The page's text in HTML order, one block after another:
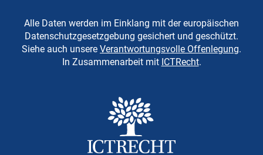
Alle Daten werden im Einklang mit der europäischen
Datenschutzgesetzgebung gesichert und geschützt.
Siehe auch unsere Verantwortungsvolle Offenlegung.
In Zusammenarbeit mit ICTRecht.